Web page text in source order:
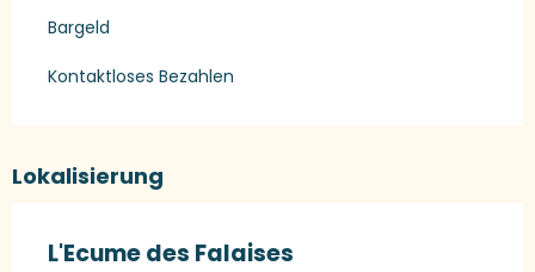
Bargeld
Kontaktloses Bezahlen
Lokalisierung
L'Ecume des Falaises